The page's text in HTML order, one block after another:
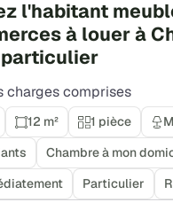
l'habitant
à louer à
charges comprises
12 m² 1 pièce
Chambre à mon
Particulier